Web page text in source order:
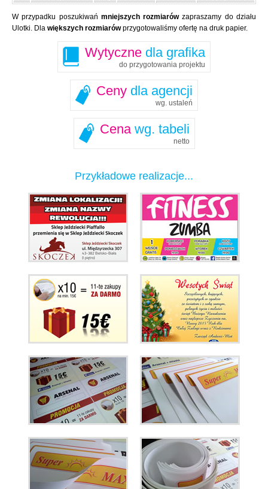
W przypadku poszukiwań mniejszych rozmiarówzapraszamy do działu
Ulotki. Dla większych rozmiarówprzygotowaliśmy ofertę na druk papier.
Wytyczne dla grafika
do przygotowania projektu
Ceny dla agencji
wg. ustaleń
Cena wg. tabeli
netto
Przykładowe realizacje...